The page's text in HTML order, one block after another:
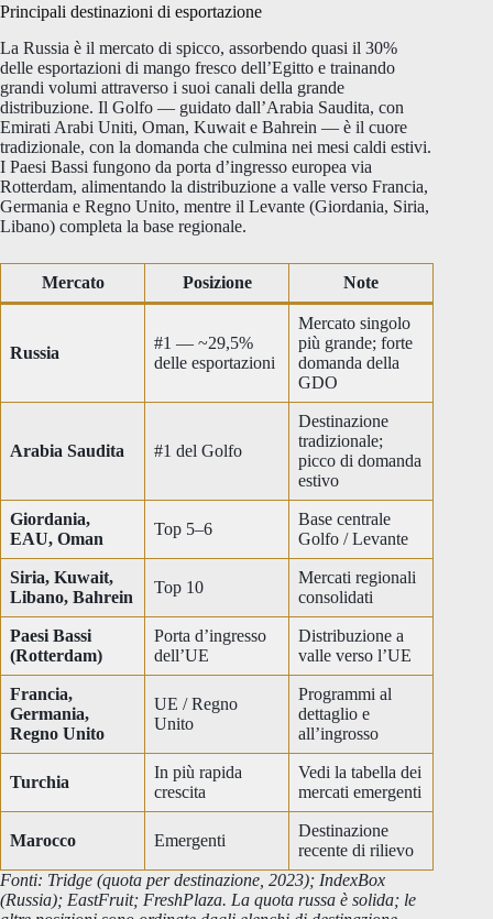
Principali destinazioni di esportazione
La Russia è il mercato di spicco, assorbendo quasi il 30%
delle esportazioni di mango fresco dell’Egitto e trainando
grandi volumi attraverso i suoi canali della grande
distribuzione. Il Golfo — guidato dall’Arabia Saudita, con
Emirati Arabi Uniti, Oman, Kuwait e Bahrein — è il cuore
tradizionale, con la domanda che culmina nei mesi caldi estivi.
I Paesi Bassi fungono da porta d’ingresso europea via
Rotterdam, alimentando la distribuzione a valle verso Francia,
Germania e Regno Unito, mentre il Levante (Giordania, Siria,
Libano) completa la base regionale.
Mercato Posizione Note
Russia
#1 — ~29,5%
delle esportazioni
Mercato singolo
più grande; forte
domanda della
GDO
Arabia Saudita #1 del Golfo
Destinazione
tradizionale;
picco di domanda
estivo
Giordania,
EAU, Oman
Top 5–6
Base centrale
Golfo / Levante
Siria, Kuwait,
Libano, Bahrein
Top 10
Mercati regionali
consolidati
Paesi Bassi
(Rotterdam)
Porta d’ingresso
dell’UE
Distribuzione a
valle verso l’UE
Francia,
Germania,
Regno Unito
UE / Regno
Unito
Programmi al
dettaglio e
all’ingrosso
Turchia
In più rapida
crescita
Vedi la tabella dei
mercati emergenti
Marocco Emergenti
Destinazione
recente di rilievo
Fonti: Tridge (quota per destinazione, 2023); IndexBox
(Russia); EastFruit; FreshPlaza. La quota russa è solida; le